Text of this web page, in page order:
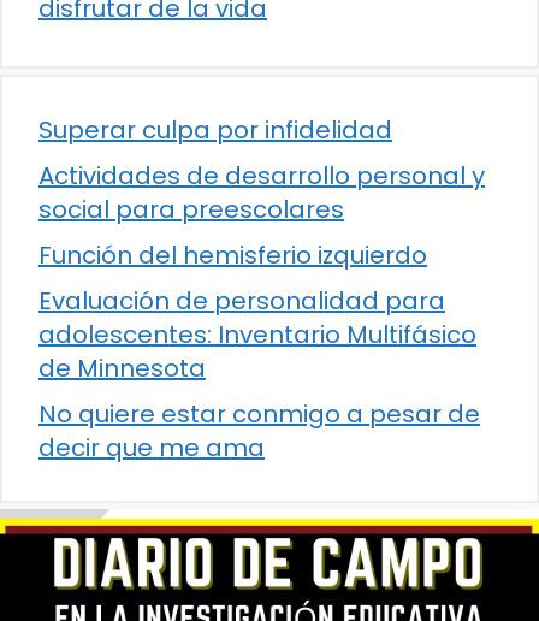
disfrutar de la vida
Superar culpa por infidelidad
Actividades de desarrollo personal y
social para preescolares
Función del hemisferio izquierdo
Evaluación de personalidad para
adolescentes: Inventario Multifásico
de Minnesota
No quiere estar conmigo a pesar de
decir que me ama